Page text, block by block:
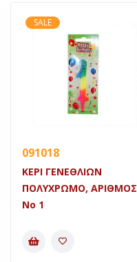
SALE
091018
ΚΕΡΙ ΓΕΝΕΘΛΙΩΝ
ΠΟΛΥΧΡΩΜΟ, ΑΡΙΘΜΟΣ
Νο 1